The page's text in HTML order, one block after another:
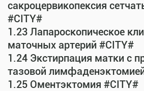
сакроцервикопексия
#CITY#
1.23 Лапароскопическое
маточных артерий #CITY#
1.24 Экстирпация матки с
тазовой
1.25 Оментэктомия #CITY#